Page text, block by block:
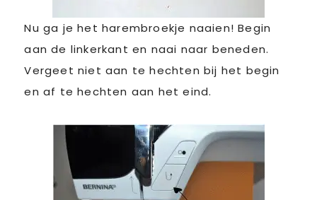
Nu ga je het harembroekje naaien! Begin
aan de linkerkant en naai naar beneden.
Vergeet niet aan te hechten bij het begin
en af te hechten aan het eind.